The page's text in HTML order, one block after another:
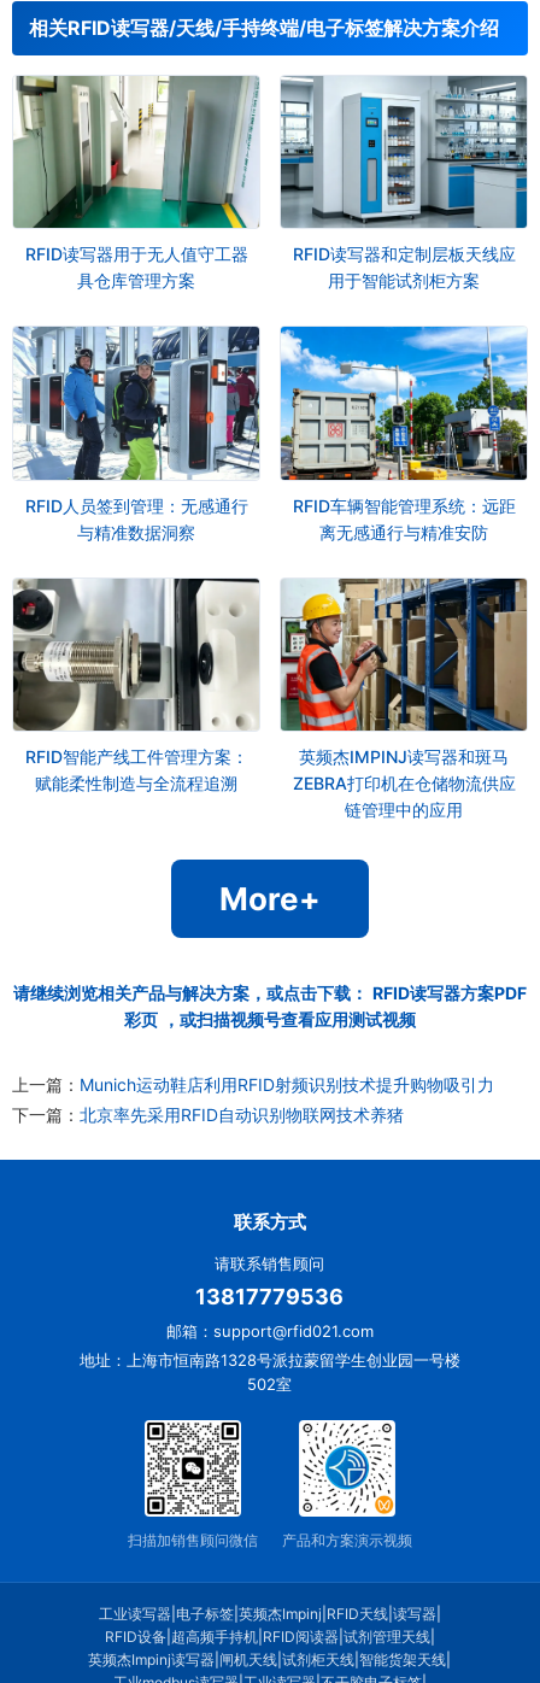
相关RFID读写器/天线/手持终端/电子标签解决方案介绍
RFID读写器用于无人值守工器
具仓库管理方案
RFID读写器和定制层板天线应
用于智能试剂柜方案
RFID人员签到管理：无感通行
与精准数据洞察
RFID车辆智能管理系统：远距
离无感通行与精准安防
RFID智能产线工件管理方案：
赋能柔性制造与全流程追溯
英频杰IMPINJ读写器和斑马
ZEBRA打印机在仓储物流供应
链管理中的应用
More+
请继续浏览相关产品与解决方案，或点击下载： RFID读写器方案PDF
彩页 ，或扫描视频号查看应用测试视频
上一篇： Munich运动鞋店利用RFID射频识别技术提升购物吸引力
下一篇： 北京率先采用RFID自动识别物联网技术养猪
联系方式
请联系销售顾问
13817779536
邮箱：support@rfid021.com
地址：上海市恒南路1328号派拉蒙留学生创业园一号楼
502室
扫描加销售顾问微信 产品和方案演示视频
工业读写器| 电子标签| 英频杰Impinj RFID天线| 读写器|
RFID设备| 超高频手持机| RFID阅读器| 试剂管理天线|
英频杰Impinj读写器 |闸机天线 |试剂柜天线 |智能货架天线